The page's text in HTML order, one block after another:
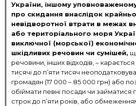
України, іншому
про скидання внаслідок
невідворотної втрати в межах
або територіального моря
виключної (морської)
шкідливих речовин чи сумішей,
речовини, інших відходів, –
тисячі до п’яти тисяч
громадян (17 000 – 85 000 грн) або
обіймати певні посади чи займатися
строк до п’яти років, або